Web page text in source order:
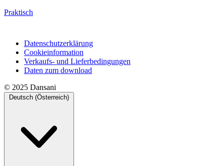
Praktisch
Datenschutzerklärung
Cookieinformation
Verkaufs- und Lieferbedingungen
Daten zum download
© 2025 Dansani
Deutsch (Österreich)